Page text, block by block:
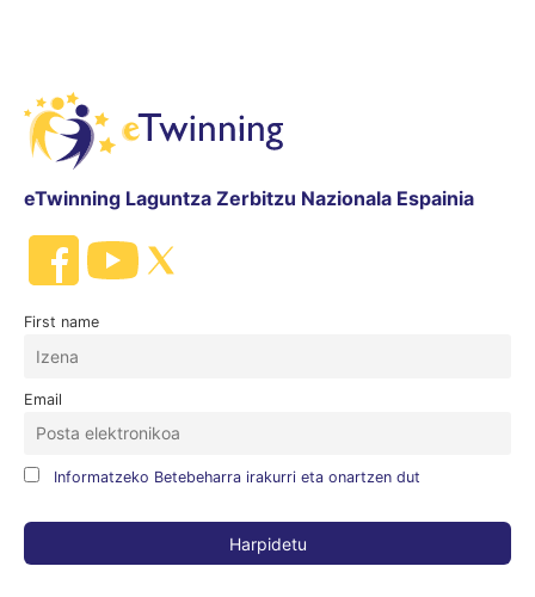
eTwinning Laguntza Zerbitzu Nazionala Espainia
First name
Email
Informatzeko Betebeharra irakurri eta onartzen dut